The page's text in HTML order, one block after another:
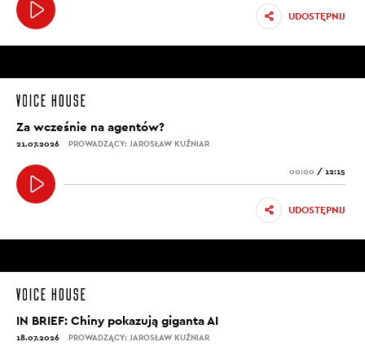
UDOSTĘPNIJ
Za wcześnie na agentów?
21.07.2026 PROWADZĄCY: JAROSŁAW KUŹNIAR
00:00 / 12:15
UDOSTĘPNIJ
IN BRIEF: Chiny pokazują giganta AI
18.07.2026 PROWADZĄCY: JAROSŁAW KUŹNIAR